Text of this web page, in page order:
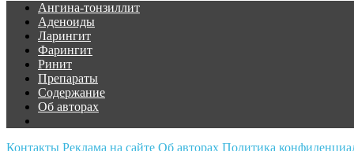
Ангина-тонзиллит
Аденоиды
Ларингит
Фарингит
Ринит
Препараты
Содержание
Об авторах
Контакты Реклама на сайте Об авторах Политика